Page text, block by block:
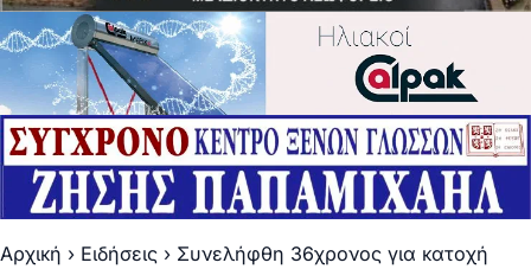
Αρχική › Ειδήσεις › Συνελήφθη 36χρονος για κατοχή